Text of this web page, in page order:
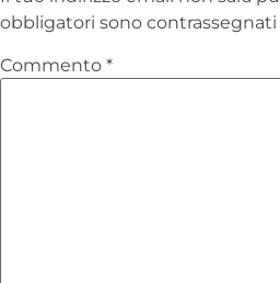
obbligatori sono contrassegnati
Commento *